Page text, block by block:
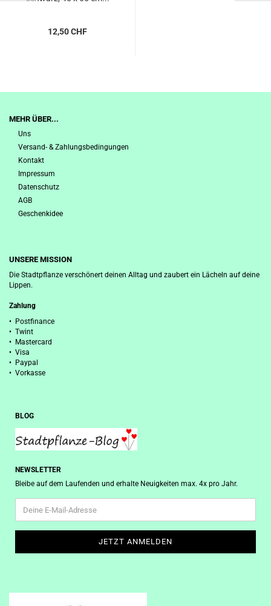
12,50 CHF
MEHR ÜBER...
Uns
Versand- & Zahlungsbedingungen
Kontakt
Impressum
Datenschutz
AGB
Geschenkidee
UNSERE MISSION
Die Stadtpflanze verschönert deinen Alltag und zaubert ein Lächeln auf deine
Lippen.
Zahlung
• Postfinance
• Twint
• Mastercard
• Visa
• Paypal
• Vorkasse
BLOG
NEWSLETTER
Bleibe auf dem Laufenden und erhalte Neuigkeiten max. 4x pro Jahr.